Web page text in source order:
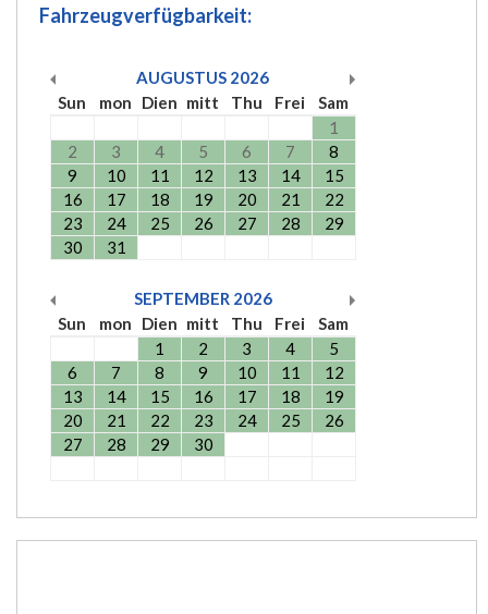
Fahrzeugverfügbarkeit:
AUGUSTUS 2026
Sun
mon Dien mitt Thu Frei
Sam
1
2
3 4 5 6 7
8
9
10 11 12 13 14
15
16
17 18 19 20 21
22
23
24 25 26 27 28
29
30
31
SEPTEMBER 2026
Sun
mon Dien mitt Thu Frei
Sam
1
2 3 4
5
6
7 8 9 10 11
12
13
14 15 16 17 18
19
20
21 22 23 24 25
26
27
28 29 30